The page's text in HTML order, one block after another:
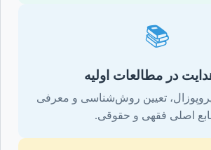
📚
تعیین روش‌شناسی و معرفی
اصلی فقهی و حقوقی.